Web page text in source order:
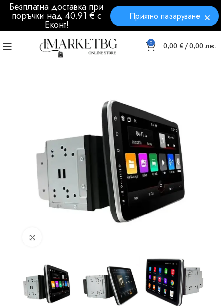
Безплатна доставка при
поръчки над 40.91 € с
Еконт!
Приятно пазаруване
0 0,00 € / 0,00 лв.